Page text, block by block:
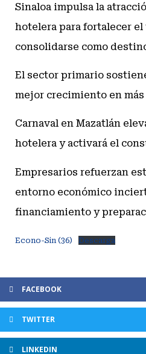
Sinaloa impulsa la
hotelera para fortalecer
consolidarse como
El sector primario
mejor crecimiento en más
Carnaval en Mazatlán
hotelera y activará el
Empresarios refuerzan
entorno económico
financiamiento y
Econo-Sin (36) Descarga
FACEBOOK
TWITTER
LINKEDIN